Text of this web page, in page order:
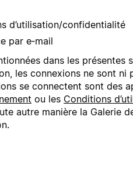
d’utilisation/confidentialité
par e‑mail
dans les présentes
les connexions ne sont ni
se connectent sont des
ou les Conditions
autre manière la Galerie